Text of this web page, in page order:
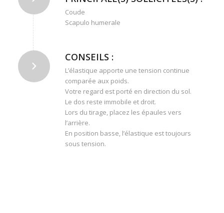
Coude
Scapulo humerale
CONSEILS :
L’élastique apporte une tension continue
comparée aux poids.
Votre regard est porté en direction du sol.
Le dos reste immobile et droit.
Lors du tirage, placez les épaules vers
l’arrière.
En position basse, l’élastique est toujours
sous tension.